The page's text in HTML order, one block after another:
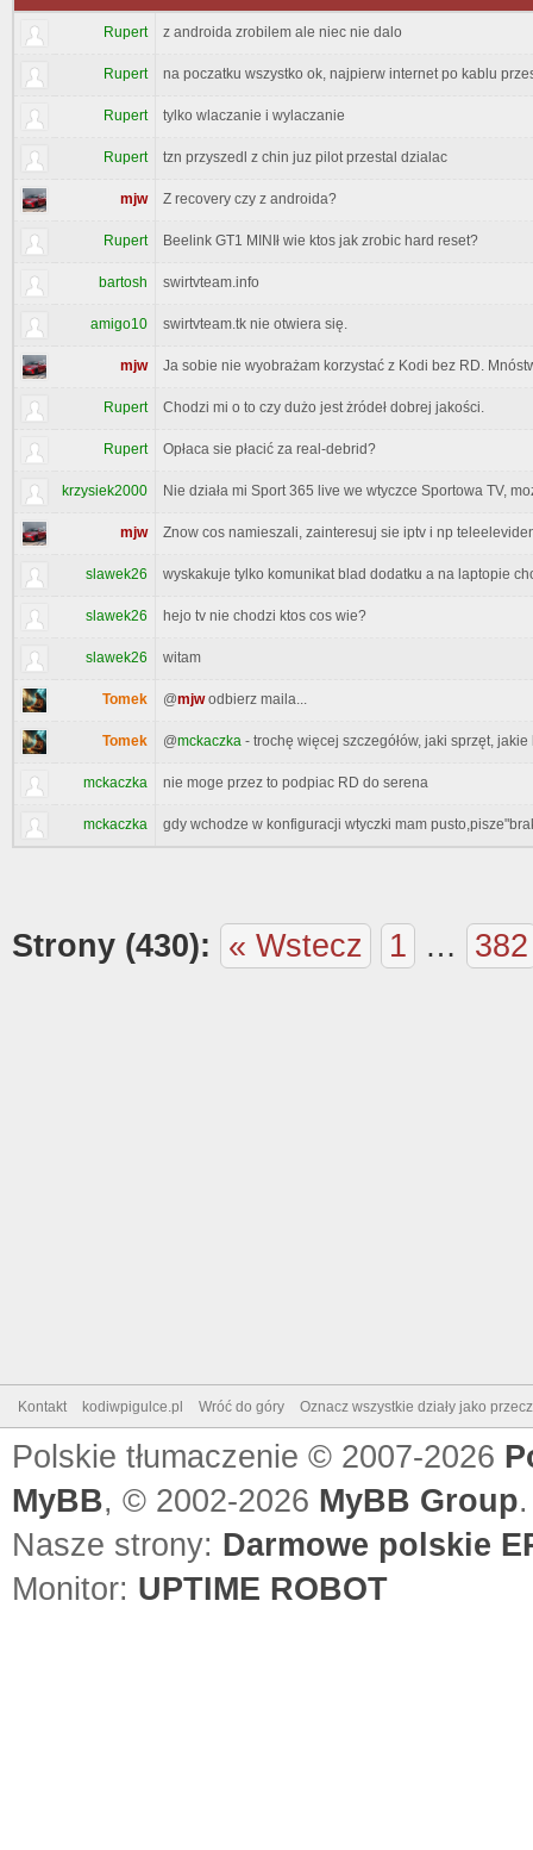
Rupert z androida zrobilem ale niec nie dalo
Rupert na poczatku wszystko ok, najpierw internet po kablu
Rupert tylko wlaczanie i wylaczanie
Rupert tzn przyszedl z chin juz pilot przestal dzialac
mjw Z recovery czy z androida?
Rupert Beelink GT1 MINIł wie ktos jak zrobic hard reset?
bartosh swirtvteam.info
amigo10 swirtvteam.tk nie otwiera się.
mjw Ja sobie nie wyobrażam korzystać z Kodi bez RD.
Rupert Chodzi mi o to czy dużo jest żródeł dobrej jakości.
Rupert Opłaca sie płacić za real-debrid?
krzysiek2000 Nie działa mi Sport 365 live we wtyczce Sportowa TV,
mjw Znow cos namieszali, zainteresuj sie iptv i np
slawek26 wyskakuje tylko komunikat blad dodatku a na laptopie
slawek26 hejo tv nie chodzi ktos cos wie?
slawek26 witam
Tomek @mjwodbierz maila...
Tomek @mckaczka - trochę więcej szczegółów, jaki sprzęt,
mckaczka nie moge przez to podpiac RD do serena
mckaczka gdy wchodze w konfiguracji wtyczki mam
Strony (430): « Wstecz 1 … 382
Kontakt kodiwpigulce.pl Wróć do góry Oznacz wszystkie działy jako
Polskie tłumaczenie © 2007-2026
MyBB, © 2002-2026 MyBB Group.
Nasze strony: Darmowe polskie
Monitor: UPTIME ROBOT